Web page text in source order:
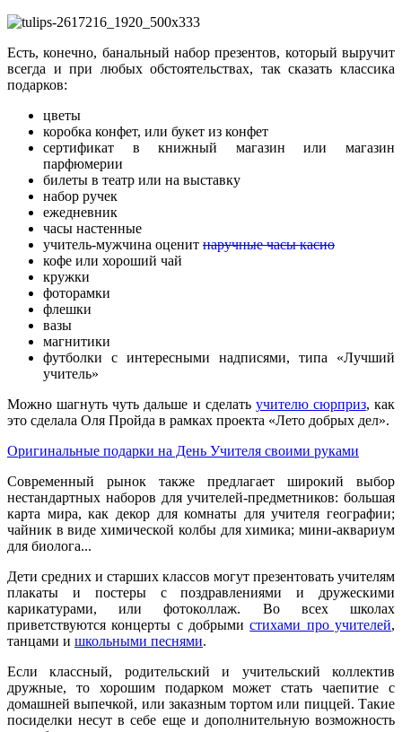
Есть, конечно, банальный набор презентов, который выручит
всегда и при любых обстоятельствах, так сказать классика
подарков:
цветы
коробка конфет, или букет из конфет
сертификат в книжный магазин или магазин
парфюмерии
билеты в театр или на выставку
набор ручек
ежедневник
часы настенные
учитель-мужчина оценит наручные часы касио
кофе или хороший чай
кружки
фоторамки
флешки
вазы
магнитики
футболки с интересными надписями, типа «Лучший
учитель»
Можно шагнуть чуть дальше и сделать учителю сюрприз, как
это сделала Оля Пройда в рамках проекта «Лето добрых дел».
Оригинальные подарки на День Учителя своими руками
Современный рынок также предлагает широкий выбор
нестандартных наборов для учителей-предметников: большая
карта мира, как декор для комнаты для учителя географии;
чайник в виде химической колбы для химика; мини-аквариум
для биолога...
Дети средних и старших классов могут презентовать учителям
плакаты и постеры с поздравлениями и дружескими
карикатурами, или фотоколлаж. Во всех школах
приветствуются концерты с добрымистихами про учителей,
танцами и школьными песнями.
Если классный, родительский и учительский коллектив
дружные, то хорошим подарком может стать чаепитие с
домашней выпечкой, или заказным тортом или пиццей. Такие
посиделки несут в себе еще и дополнительную возможность